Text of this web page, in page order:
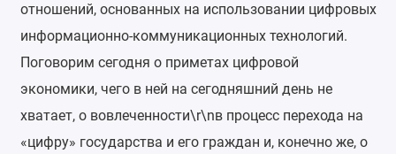
отношений, основанных на использовании цифровых
информационно-коммуникационных технологий.
Поговорим сегодня о приметах цифровой
экономики, чего в ней на сегодняшний день не
хватает, о вовлеченности\r\nв процесс перехода на
«цифру» государства и его граждан и, конечно же, о